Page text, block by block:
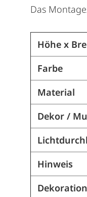
Das
Höhe x
Farbe
Material
Dekor /
Hinweis